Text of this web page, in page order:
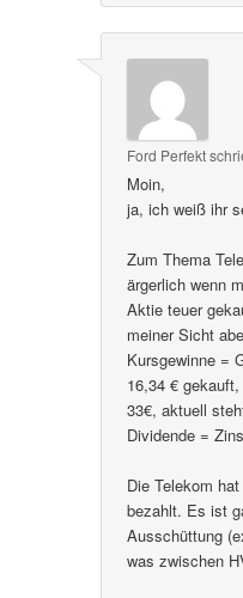
Ford Perfekt
Moin,
ja, ich weiß ihr
Zum Thema
ärgerlich wenn
Aktie teuer
meiner Sicht
Kursgewinne =
16,34 €
33€, aktuell
Dividende =
Die Telekom
bezahlt. Es ist
Ausschüttung
was zwischen